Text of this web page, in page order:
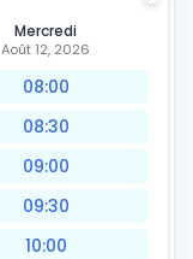
Mercredi
Août 12, 2026
08:00
08:30
09:00
09:30
10:00